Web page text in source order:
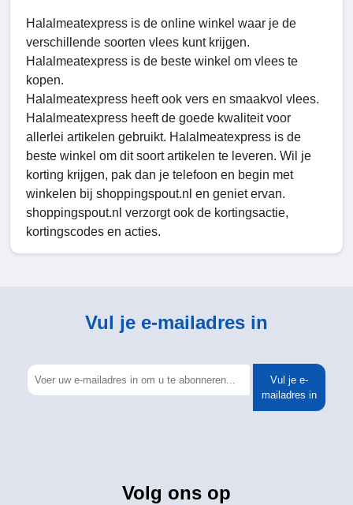
Halalmeatexpress is de online winkel waar je de
verschillende soorten vlees kunt krijgen.
Halalmeatexpress is de beste winkel om vlees te
kopen.
Halalmeatexpress heeft ook vers en smaakvol vlees.
Halalmeatexpress heeft de goede kwaliteit voor
allerlei artikelen gebruikt. Halalmeatexpress is de
beste winkel om dit soort artikelen te leveren. Wil je
korting krijgen, pak dan je telefoon en begin met
winkelen bij shoppingspout.nl en geniet ervan.
shoppingspout.nl verzorgt ook de kortingsactie,
kortingscodes en acties.
Vul je e-mailadres in
Vul je e-
mailadres in
Volg ons op